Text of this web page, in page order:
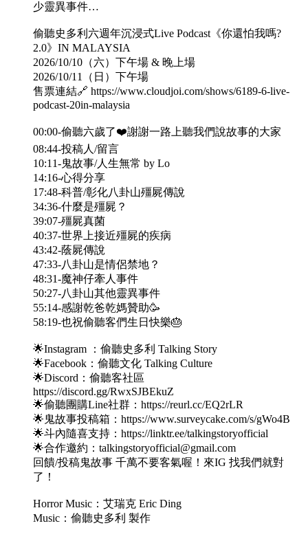
少靈異事件…
偷聽史多利六週年沉浸式Live Podcast《你還怕我嗎?
2.0》IN MALAYSIA
2026/10/10（六）下午場 & 晚上場
2026/10/11（日）下午場
售票連結🔗 https://www.cloudjoi.com/shows/6189-6-live-
podcast-20in-malaysia
00:00-偷聽六歲了❤️謝謝一路上聽我們說故事的大家
08:44-投稿人/留言
10:11-鬼故事/人生無常 by Lo
14:16-心得分享
17:48-科普/彰化八卦山殭屍傳說
34:36-什麼是殭屍？
39:07-殭屍真菌
40:37-世界上接近殭屍的疾病
43:42-蔭屍傳說
47:33-八卦山是情侶禁地？
48:31-魔神仔牽人事件
50:27-八卦山其他靈異事件
55:14-感謝乾爸乾媽贊助🥳
58:19-也祝偷聽客們生日快樂🎂
🌟Instagram ：偷聽史多利 Talking Story
🌟Facebook：偷聽文化 Talking Culture
🌟Discord：偷聽客社區
https://discord.gg/RwxSJBEkuZ
🌟偷聽團購Line社群：https://reurl.cc/EQ2rLR
🌟鬼故事投稿箱：https://www.surveycake.com/s/gWo4B
🌟斗內隨喜支持：https://linktr.ee/talkingstoryofficial
🌟合作邀約：talkingstoryofficial@gmail.com
回饋/投稿鬼故事 千萬不要客氣喔！來IG 找我們就對
了！
Horror Music：艾瑞克 Eric Ding
Music：偷聽史多利 製作